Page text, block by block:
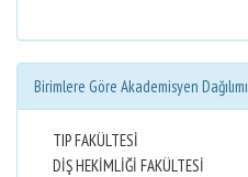
Birimlere Göre Akademisyen Dağılımı
TIP FAKÜLTESİ
DİŞ HEKİMLİĞİ FAKÜLTESİ